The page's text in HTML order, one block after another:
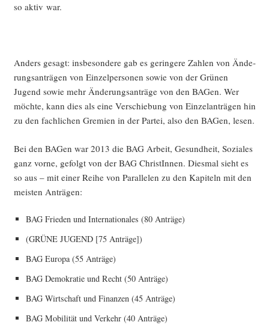
so aktiv war.
Anders gesagt: ins­be­son­de­re gab es gerin­ge­re Zah­len von Ände­
rungs­an­trä­gen von Ein­zel­per­so­nen sowie von der Grü­nen
Jugend sowie mehr Ände­rungs­an­trä­ge von den BAGen. Wer
möch­te, kann dies als eine Ver­schie­bung von Ein­zel­an­trä­gen hin
zu den fach­li­chen Gre­mi­en in der Par­tei, also den BAGen, lesen.
Bei den BAGen war 2013 die BAG Arbeit, Gesund­heit, Sozia­les
ganz vor­ne, gefolgt von der BAG Chris­tIn­nen. Dies­mal sieht es
so aus – mit einer Rei­he von Par­al­le­len zu den Kapi­teln mit den
meis­ten Anträgen:
BAG Frie­den und Inter­na­tio­na­les (80 Anträge)
(GRÜNE JUGEND [75 Anträge])
BAG Euro­pa (55 Anträge)
BAG Demo­kra­tie und Recht (50 Anträge)
BAG Wirt­schaft und Finan­zen (45 Anträge)
BAG Mobi­li­tät und Ver­kehr (40 Anträge)